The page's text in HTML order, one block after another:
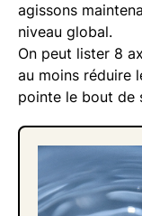
agissons
niveau global.
On peut lister 8
au moins réduire
pointe le bout de